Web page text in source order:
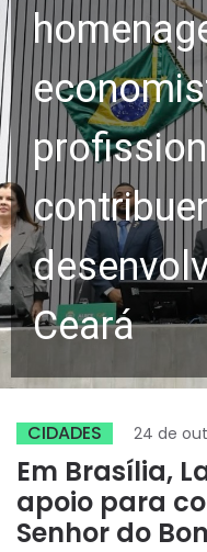
Ceará
CIDADES 24 de
Em Brasília,
apoio para
Senhor do